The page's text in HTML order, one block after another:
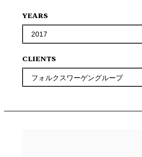
YEARS
CLIENTS